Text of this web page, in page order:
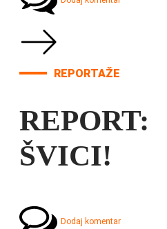
REPORTAŽE
ŠVICI!
Dodaj komentar